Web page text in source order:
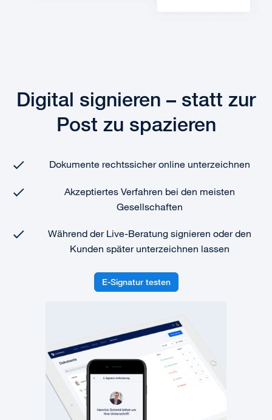
Digital signieren – statt zur
Post zu spazieren
Dokumente rechtssicher online unterzeichnen
Akzeptiertes Verfahren bei den meisten
Gesellschaften
Während der Live-Beratung signieren oder den
Kunden später unterzeichnen lassen
E-Signatur testen